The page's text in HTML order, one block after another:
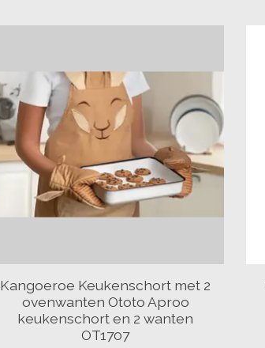
Kangoeroe Keukenschort met 2
ovenwanten Ototo Aproo
keukenschort en 2 wanten
OT1707